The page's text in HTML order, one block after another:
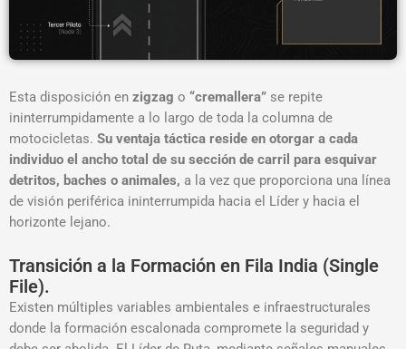
Esta disposición en zigzag o “cremallera” se repite
ininterrumpidamente a lo largo de toda la columna de
motocicletas. Su ventaja táctica reside en otorgar a cada
individuo el ancho total de su sección de carril para esquivar
detritos, baches o animales, a la vez que proporciona una línea
de visión periférica ininterrumpida hacia el Líder y hacia el
horizonte lejano.
Transición a la Formación en Fila India (Single
File).
Existen múltiples variables ambientales e infraestructurales
donde la formación escalonada compromete la seguridad y